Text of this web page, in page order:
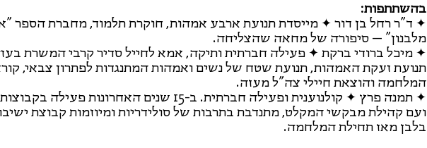
בהשתתפות:
✦ ד"ר רחל בן דור ✦ מייסדת תנועת ארבע אמהות, חוקרת תלמוד, מחברת הספר
מלבנון" – סיפורה של מחאה שהצליחה.
✦ מיכל ברודי ברקת ✦ פעילה חברתית ותיקה, אמא לחייל סדיר קרבי המשרת
תנועת זעקת האמהות, תנועת שטח של נשים ואמהות המתנגדות לפתרון צבאי,
המלחמה והוצאת חיילי צה"ל מעזה.
✦ תמנה פרץ ✦ קולנוענית ופעילה חברתית. ב-15 שנים האחרונות
ועם קהילת מבקשי המקלט, מתנדבת בתרבות של סולידריות ומיוזמות קבוצת
בלבן מאז תחילת המלחמה.